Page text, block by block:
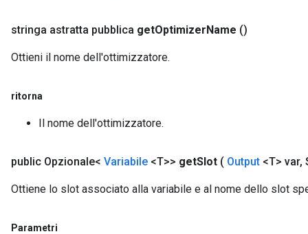
stringa astratta pubblica getOptimizerName ()
Ottieni il nome dell'ottimizzatore.
ritorna
Il nome dell'ottimizzatore.
public Opzionale< Variabile <T>> getSlot ( Output <T> var,
Ottiene lo slot associato alla variabile e al nome dello slot
Parametri